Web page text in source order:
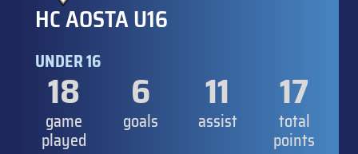
HC AOSTA U16
UNDER 16
18
game
played
6
goals
11
assist
17
total
points